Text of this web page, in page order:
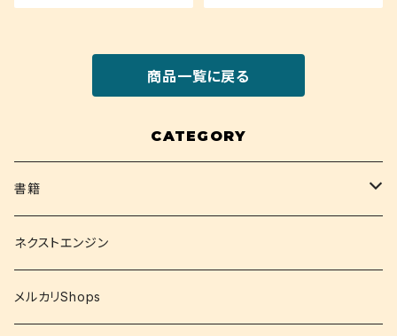
商品一覧に戻る
CATEGORY
書籍
関西大学テキスト
就活
ネクストエンジン
メルカリShops